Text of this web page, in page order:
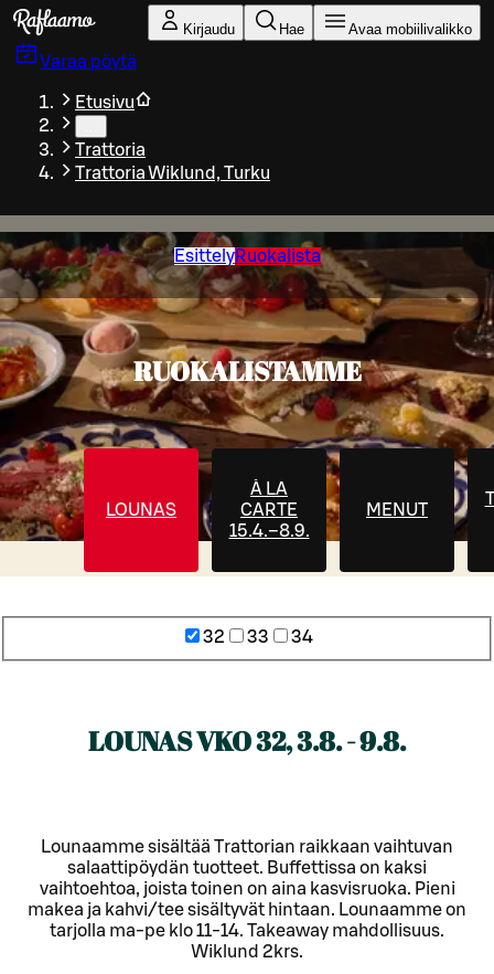
Siirry pääsisältöön
Kirjaudu Hae Avaa mobiilivalikko
Varaa pöytä
Etusivu
Trattoria
Trattoria Wiklund, Turku
EsittelyRuokalista
RUOKALISTAMME
LOUNAS
À LA
CARTE
15.4.–8.9.
MENUT
32 33 34
LOUNAS VKO 32, 3.8. - 9.8.
Lounaamme sisältää Trattorian raikkaan vaihtuvan
salaattipöydän tuotteet. Buffettissa on kaksi
vaihtoehtoa, joista toinen on aina kasvisruoka. Pieni
makea ja kahvi/tee sisältyvät hintaan. Lounaamme on
tarjolla ma-pe klo 11-14. Takeaway mahdollisuus.
Wiklund 2krs.